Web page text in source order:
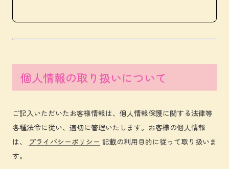
個人情報の取り扱いについて
ご記入いただいたお客様情報は、個人情報保護に関する法律等
各種法令に従い、適切に管理いたします。お客様の個人情報
は、 プライバシーポリシー 記載の利用目的に従って取り扱いま
す。